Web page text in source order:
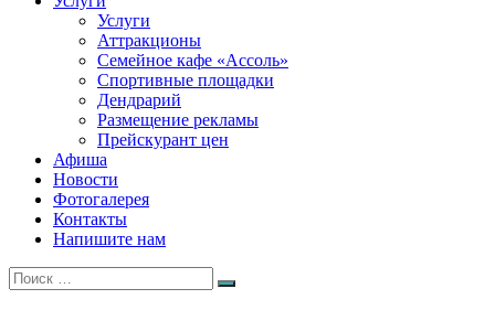
Услуги
Аттракционы
Семейное кафе «Ассоль»
Спортивные площадки
Дендрарий
Размещение рекламы
Прейскурант цен
Афиша
Новости
Фотогалерея
Контакты
Напишите нам
Искать:
Поиск